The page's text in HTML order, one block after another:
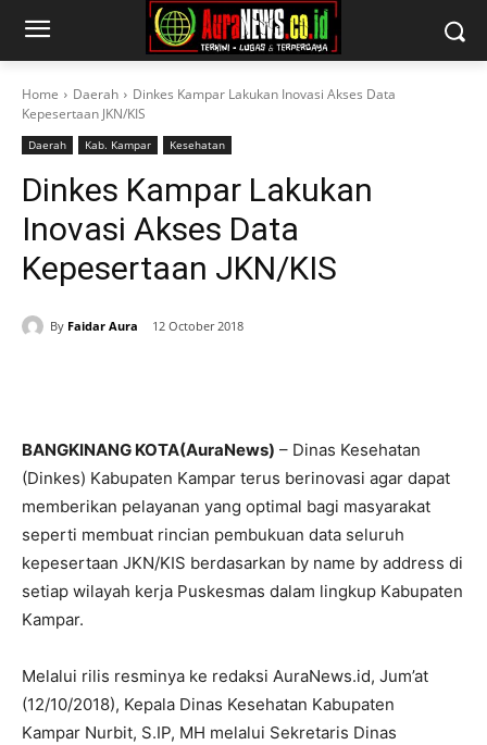
Home Daerah
Dinkes Kampar Lakukan Inovasi Akses Data
Kepesertaan JKN/KIS
Daerah Kab. Kampar Kesehatan
Dinkes Kampar Lakukan
Inovasi Akses Data
Kepesertaan JKN/KIS
By Faidar Aura 12 October 2018
BANGKINANG KOTA(AuraNews) – Dinas Kesehatan
(Dinkes) Kabupaten Kampar terus berinovasi agar dapat
memberikan pelayanan yang optimal bagi masyarakat
seperti membuat rincian pembukuan data seluruh
kepesertaan JKN/KIS berdasarkan by name by address di
setiap wilayah kerja Puskesmas dalam lingkup Kabupaten
Kampar.
Melalui rilis resminya ke redaksi AuraNews.id, Jum’at
(12/10/2018), Kepala Dinas Kesehatan Kabupaten
Kampar Nurbit, S.IP, MH melalui Sekretaris Dinas